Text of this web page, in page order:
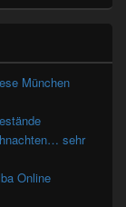
München
sehr
Online